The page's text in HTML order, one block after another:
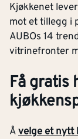
Kjøkkenet
mot et tillegg i
AUBOs 14
vitrinefronter
Få gratis
Åvelge et nytt